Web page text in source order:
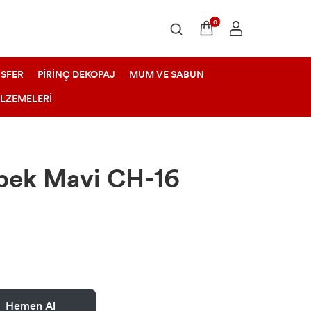
0
PİRİNÇ DEKOPAJ
MUM VE SABUN
Mavi CH-16
Hemen Al